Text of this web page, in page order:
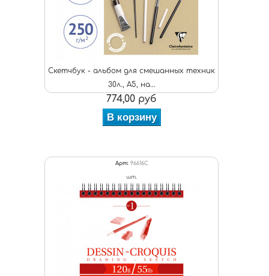
Скетчбук - альбом для смешанных техник
30л., А5, на...
774,00 руб
В корзину
Арт: 96616C
шт.